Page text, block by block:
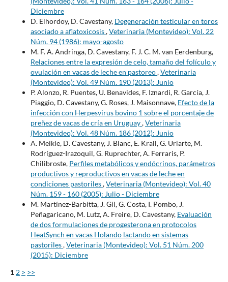
Diciembre
D. Elhordoy, D. Cavestany, Degeneración testicular en toros
asociado a aflatoxicosis,Veterinaria (Montevideo): Vol. 22
Núm. 94 (1986): mayo-agosto
M. F. A. Andringa, D. Cavestany, F. J. C. M. van Eerdenburg,
Relaciones entre la expresión de celo, tamaño del folículo y
ovulación en vacas de leche en pastoreo,Veterinaria
(Montevideo): Vol. 49 Núm. 190 (2013): Junio
P. Alonzo, R. Puentes, U. Benavides, F. Iznardi, R. García, J.
Piaggio, D. Cavestany, G. Roses, J. Maisonnave, Efecto de la
infección con Herpesvirus bovino 1 sobre el porcentaje de
preñez de vacas de cría en Uruguay,Veterinaria
(Montevideo): Vol. 48 Núm. 186 (2012): Junio
A. Meikle, D. Cavestany, J. Blanc, E. Krall, G. Uriarte, M.
Rodríguez-Irazoquil, G. Ruprechter, A. Ferraris, P.
Chilibroste, Perfiles metabólicos y endócrinos, parámetros
productivos y reproductivos en vacas de leche en
condiciones pastoriles,Veterinaria (Montevideo): Vol. 40
Núm. 159 - 160 (2005): Julio - Diciembre
M. Martínez-Barbitta, J. Gil, G. Costa, I. Pombo, J.
Peñagaricano, M. Lutz, A. Freire, D. Cavestany, Evaluación
de dos formulaciones de progesterona en protocolos
HeatSynch en vacas Holando lactando en sistemas
pastoriles,Veterinaria (Montevideo): Vol. 51 Núm. 200
(2015): Diciembre
1 2 > >>